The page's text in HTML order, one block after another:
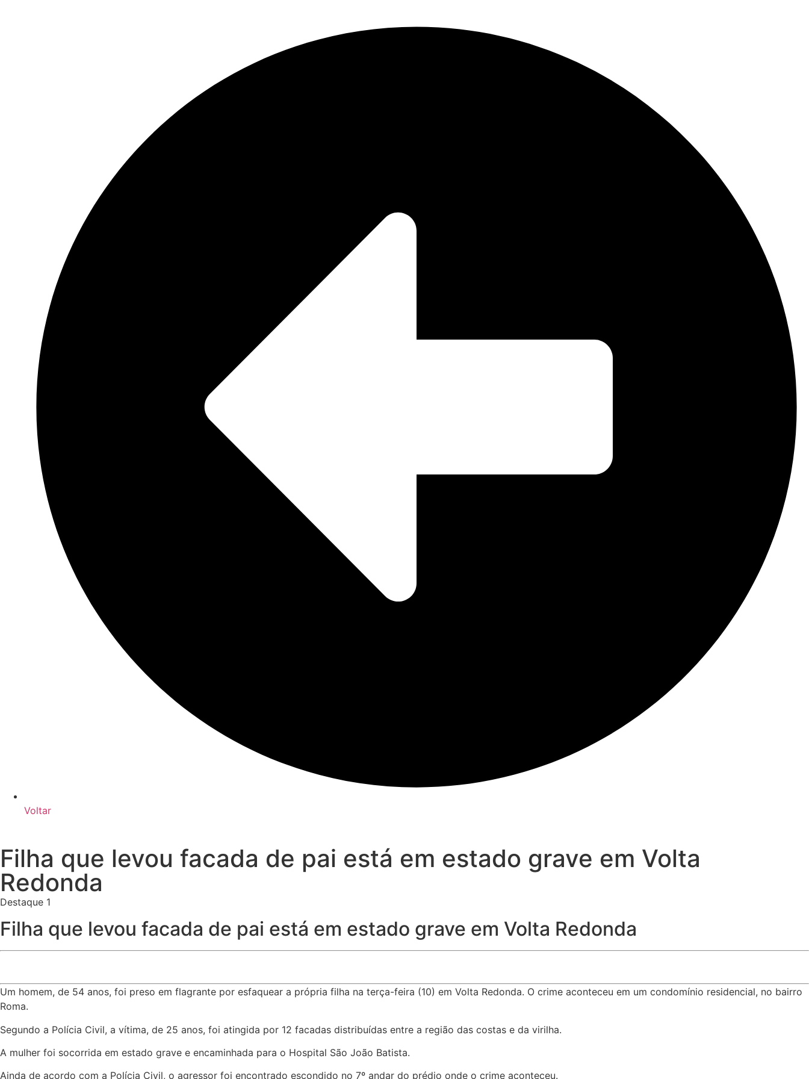
Voltar
Filha que levou facada de pai está em estado grave em Volta
Redonda
Destaque 1
Filha que levou facada de pai está em estado grave em Volta Redonda
Um homem, de 54 anos, foi preso em flagrante por esfaquear a própria filha na terça-feira (10) em Volta Redonda. O crime aconteceu em um condomínio residencial, no bairro
Roma.
Segundo a Polícia Civil, a vítima, de 25 anos, foi atingida por 12 facadas distribuídas entre a região das costas e da virilha.
A mulher foi socorrida em estado grave e encaminhada para o Hospital São João Batista.
Ainda de acordo com a Polícia Civil, o agressor foi encontrado escondido no 7º andar do prédio onde o crime aconteceu.